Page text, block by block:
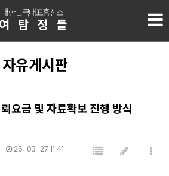
대한민국대표흥신소
여탐정들
자유게시판
요금 및 자료확보 진행 방식
26-03-27 11:41